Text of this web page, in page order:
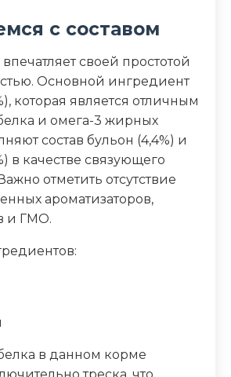
25
76
(ккал/100г)
с составом
своей простотой
Основной ингредиент
которая является отличным
и омега-3 жирных
состав бульон (4,4%) и
в качестве связующего
отметить отсутствие
ароматизаторов,
и ГМО.
в данном корме
треска, что